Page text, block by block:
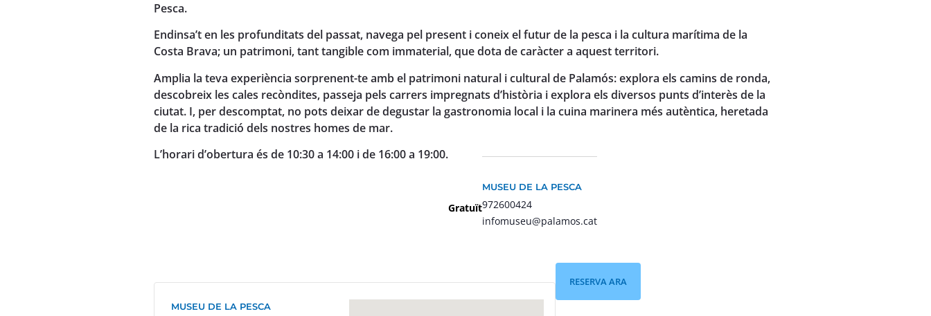
Pesca.
Endinsa’t en les profunditats del passat, navega pel present i coneix el futur de la pesca i la cultura marítima de la
Costa Brava; un patrimoni, tant tangible com immaterial, que dota de caràcter a aquest territori.
Amplia la teva experiència sorprenent-te amb el patrimoni natural i cultural de Palamós: explora els camins de ronda,
descobreix les cales recòndites, passeja pels carrers impregnats d’història i explora els diversos punts d’interès de la
ciutat. I, per descomptat, no pots deixar de degustar la gastronomia local i la cuina marinera més autèntica, heretada
de la rica tradició dels nostres homes de mar.
L’horari d’obertura és de 10:30 a 14:00 i de 16:00 a 19:00.
Gratuït
MUSEU DE LA PESCA
972600424
infomuseu@palamos.cat
MUSEU DE LA PESCA
RESERVA ARA